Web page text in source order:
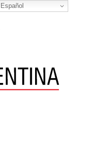
Español